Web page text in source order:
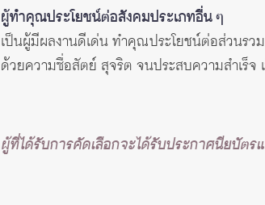
ผู้ทำคุณประโยชน์ต่อสังคมประเภทอื่น ๆ
เป็นผู้มีผลงานดีเด่น ทำคุณประโยชน์ต่อส่วนรว
ด้วยความซื่อสัตย์ สุจริต จนประสบความสำเร็
ผู้ที่ได้รับการคัดเลือกจะได้รับประกาศนียบัต